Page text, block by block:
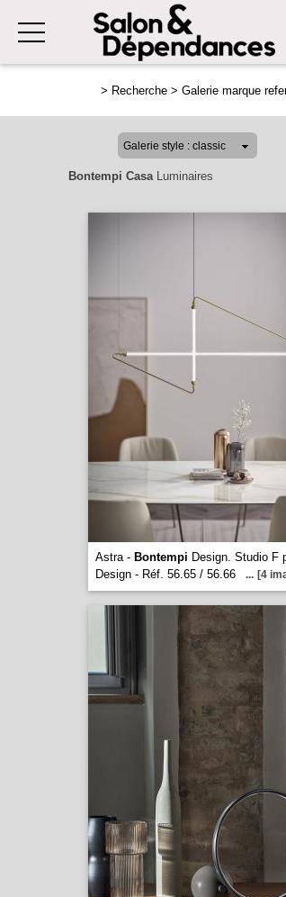
> Recherche > Galerie marque
Bontempi CasaLuminaires
Astra - Bontempi Design. Studio F
Design - Réf. 56.65 / 56.66
... [4